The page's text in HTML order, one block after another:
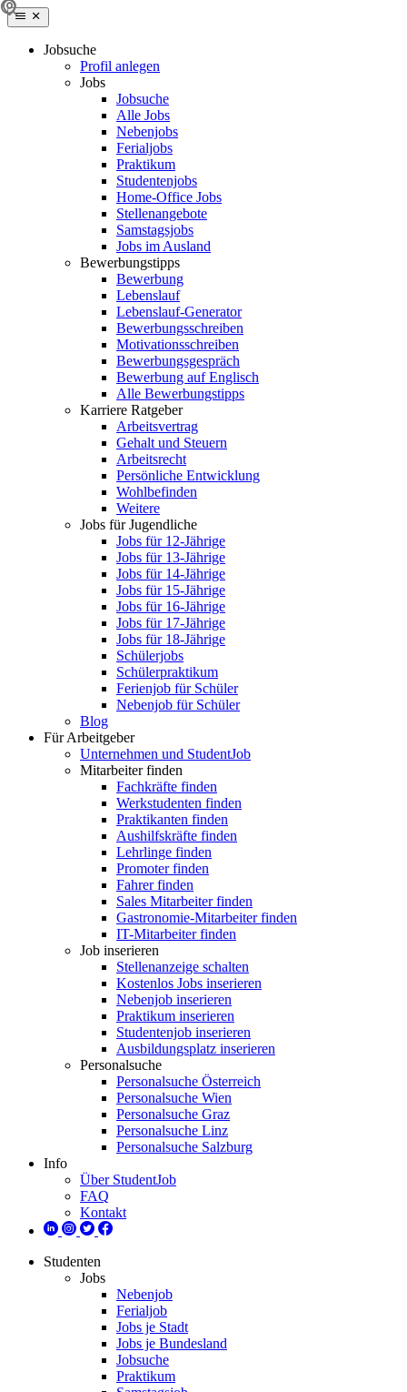
Jobsuche
Profil anlegen
Jobs
Jobsuche
Alle Jobs
Nebenjobs
Ferialjobs
Praktikum
Studentenjobs
Home-Office Jobs
Stellenangebote
Samstagsjobs
Jobs im Ausland
Bewerbungstipps
Bewerbung
Lebenslauf
Lebenslauf-Generator
Bewerbungsschreiben
Motivationsschreiben
Bewerbungsgespräch
Bewerbung auf Englisch
Alle Bewerbungstipps
Karriere Ratgeber
Arbeitsvertrag
Gehalt und Steuern
Arbeitsrecht
Persönliche Entwicklung
Wohlbefinden
Weitere
Jobs für Jugendliche
Jobs für 12-Jährige
Jobs für 13-Jährige
Jobs für 14-Jährige
Jobs für 15-Jährige
Jobs für 16-Jährige
Jobs für 17-Jährige
Jobs für 18-Jährige
Schülerjobs
Schülerpraktikum
Ferienjob für Schüler
Nebenjob für Schüler
Blog
Für Arbeitgeber
Unternehmen und StudentJob
Mitarbeiter finden
Fachkräfte finden
Werkstudenten finden
Praktikanten finden
Aushilfskräfte finden
Lehrlinge finden
Promoter finden
Fahrer finden
Sales Mitarbeiter finden
Gastronomie-Mitarbeiter finden
IT-Mitarbeiter finden
Job inserieren
Stellenanzeige schalten
Kostenlos Jobs inserieren
Nebenjob inserieren
Praktikum inserieren
Studentenjob inserieren
Ausbildungsplatz inserieren
Personalsuche
Personalsuche Österreich
Personalsuche Wien
Personalsuche Graz
Personalsuche Linz
Personalsuche Salzburg
Info
Über StudentJob
FAQ
Kontakt
Studenten
Jobs
Nebenjob
Ferialjob
Jobs je Stadt
Jobs je Bundesland
Jobsuche
Praktikum